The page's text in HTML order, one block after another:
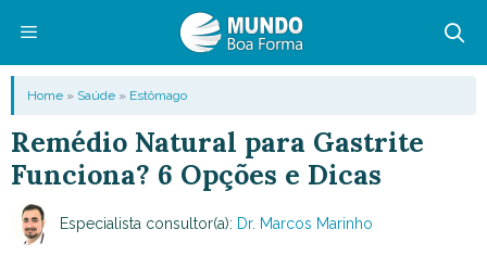
conteúdo
Menu
Home » Saúde » Estômago
Remédio Natural para Gastrite
Funciona? 6 Opções e Dicas
Especialista consultor(a): Dr. Marcos Marinho